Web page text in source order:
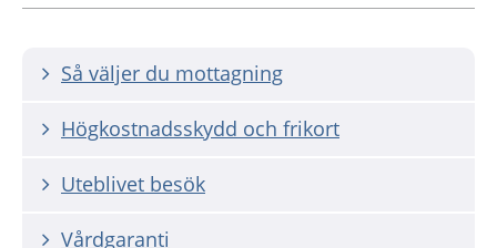
Så väljer du mottagning
Högkostnadsskydd och frikort
Uteblivet besök
Vårdgaranti